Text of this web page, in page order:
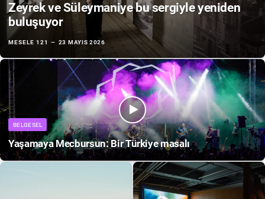
Zeyrek ve Süleymaniye bu sergiyle yeniden
buluşuyor
MESELE 121 23 MAYIS 2026
BELGESEL
Yaşamaya Mecbursun: Bir Türkiye masalı